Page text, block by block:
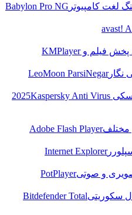
Babylon Pro NG
avast!
پخش فیلم وKMPlayer
نگارLeoMoon ParsiNegar
2025
Kaspersky Anti Virus
مختلفAdobe Flash Player
Internet Explorer
و صوتیPotPlayer
سکوریتیBitdefender Total